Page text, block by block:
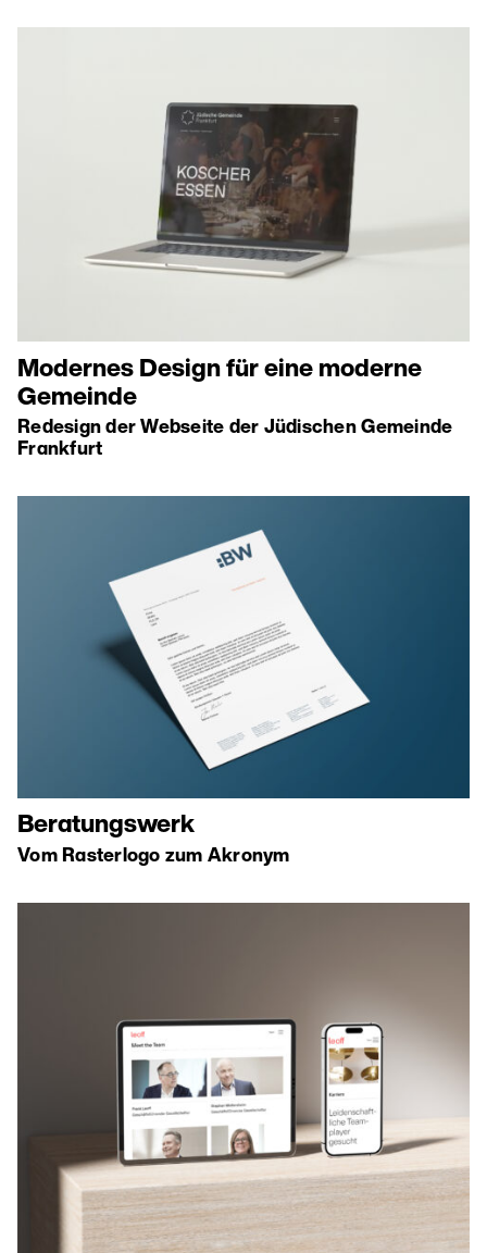
Modernes Design für eine moderne
Gemeinde
Redesign der Webseite der Jüdischen Gemeinde
Frankfurt
Beratungswerk
Vom Rasterlogo zum Akronym